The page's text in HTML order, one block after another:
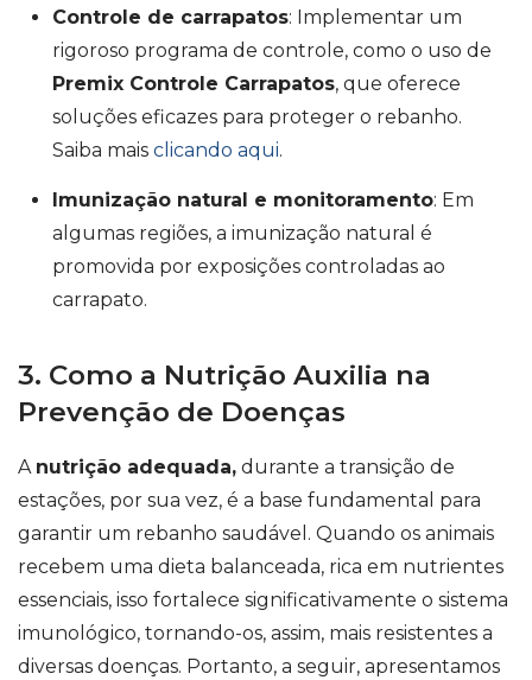
Controle de carrapatos: Implementar um
rigoroso programa de controle, como o uso de
Premix Controle Carrapatos, que oferece
soluções eficazes para proteger o rebanho.
Saiba mais clicando aqui.
Imunização natural e monitoramento: Em
algumas regiões, a imunização natural é
promovida por exposições controladas ao
carrapato.
3. Como a Nutrição Auxilia na
Prevenção de Doenças
A nutrição adequada, durante a transição de
estações, por sua vez, é a base fundamental para
garantir um rebanho saudável. Quando os animais
recebem uma dieta balanceada, rica em nutrientes
essenciais, isso fortalece significativamente o sistema
imunológico, tornando-os, assim, mais resistentes a
diversas doenças. Portanto, a seguir, apresentamos